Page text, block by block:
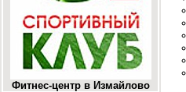
Фитнес-центр в Измайлово